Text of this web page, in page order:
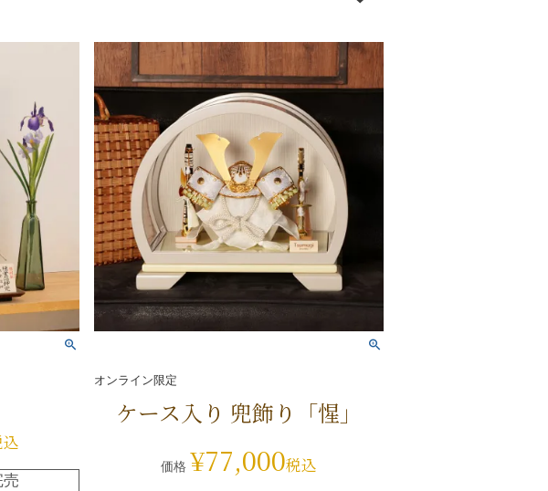
オンライン限定
ケース入り 兜飾り「惺」
価格 ¥77,000税込